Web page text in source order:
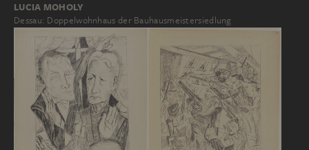
LUCIA MOHOLY
Dessau: Doppelwohnhaus der Bauhausmeistersiedlung